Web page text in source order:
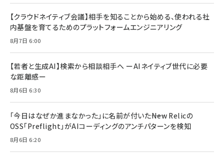
【クラウドネイティブ会議】相手を知ることから始める、使われる社
内基盤を育てるためのプラットフォームエンジニアリング
8月7日 6:00
【若者と生成AI】検索から相談相手へ ーAIネイティブ世代に必要
な距離感ー
8月6日 6:30
「今日はなぜか進まなかった」に名前が付いた――New Relicの
OSS「Preflight」がAIコーディングのアンチパターンを検知
8月6日 6:20